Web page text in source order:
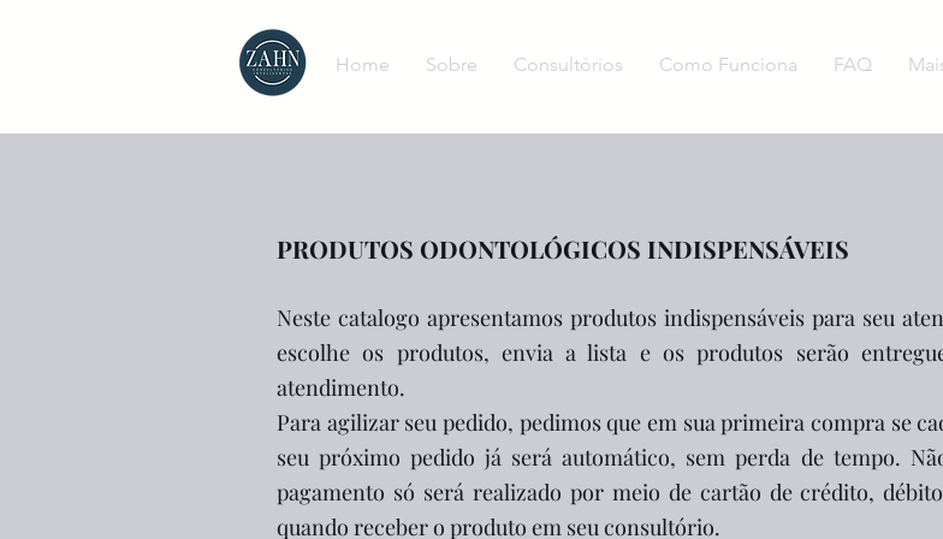
Home Sobre Consultórios Como Funciona FAQ
PRODUTOS ODONTOLÓGICOS INDISPENSÁVEIS
Neste catalogo apresentamos produtos indispensáveis para seu
escolhe os produtos, envia a lista e os produtos serão e
atendimento.
Para agilizar seu pedido, pedimos que em sua primeira compra se ca
seu próximo pedido já será automático, sem perda de tempo.
pagamento só será realizado por meio de cartão de crédito,
quando receber o produto em seu consultório.